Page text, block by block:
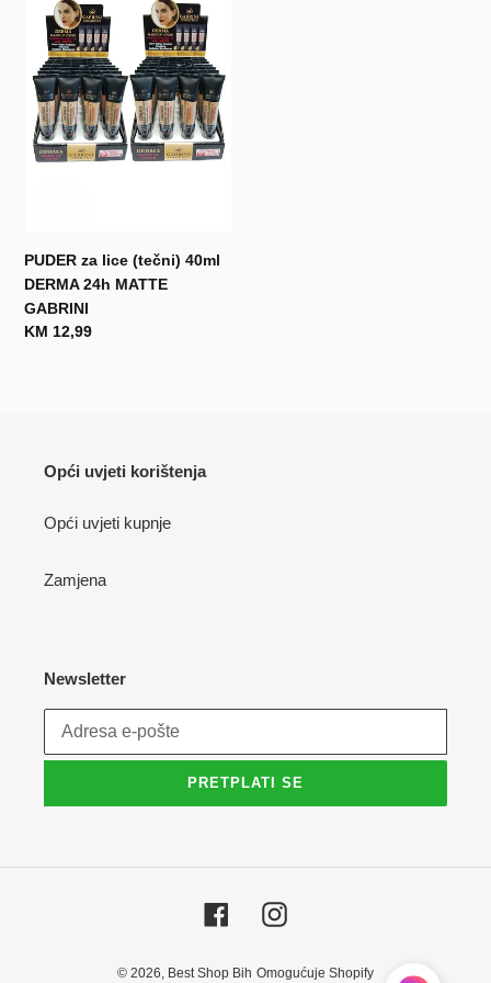
j
a
:
lice
(tečni)
40ml
DERMA
24h
MATTE
GABRINI
PUDER za lice (tečni) 40ml
DERMA 24h MATTE
GABRINI
Redovna
KM 12,99
Opći uvjeti korištenja
Opći uvjeti kupnje
Zamjena
Newsletter
PRETPLATI SE
FacebookInstagram
© 2026, Best Shop Bih Omogućuje Shopify